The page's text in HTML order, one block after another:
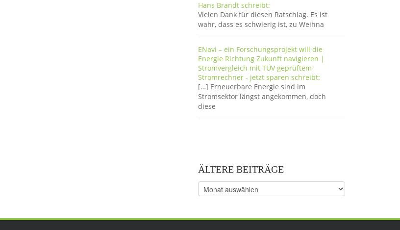
Hans Brandt schreibt:
Vielen Dank für diesen Ratschlag. Es ist
wahr, dass es schwierig ist, zu Weihna
ENavi – ein Forschungsprojekt will die
Energie Richtung Zukunft navigieren |
Stromvergleich mit TÜV geprüftem
Stromrechner - jetzt sparen schreibt:
[…] Erneuerbare Energie sind im
Stromsektor längst angekommen, doch
diese
ÄLTERE BEITRÄGE
Ältere
Beiträge